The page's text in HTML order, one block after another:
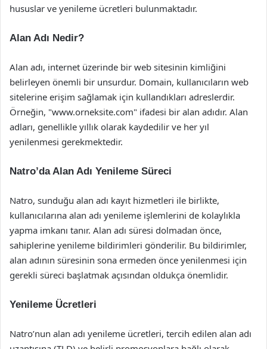
hususlar ve yenileme ücretleri bulunmaktadır.
Alan Adı Nedir?
Alan adı, internet üzerinde bir web sitesinin kimliğini
belirleyen önemli bir unsurdur. Domain, kullanıcıların web
sitelerine erişim sağlamak için kullandıkları adreslerdir.
Örneğin, "www.orneksite.com" ifadesi bir alan adıdır. Alan
adları, genellikle yıllık olarak kaydedilir ve her yıl
yenilenmesi gerekmektedir.
Natro’da Alan Adı Yenileme Süreci
Natro, sunduğu alan adı kayıt hizmetleri ile birlikte,
kullanıcılarına alan adı yenileme işlemlerini de kolaylıkla
yapma imkanı tanır. Alan adı süresi dolmadan önce,
sahiplerine yenileme bildirimleri gönderilir. Bu bildirimler,
alan adının süresinin sona ermeden önce yenilenmesi için
gerekli süreci başlatmak açısından oldukça önemlidir.
Yenileme Ücretleri
Natro’nun alan adı yenileme ücretleri, tercih edilen alan adı